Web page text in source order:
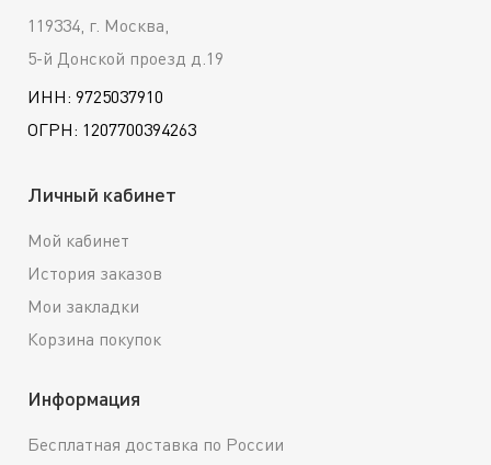
119334, г. Москва,
5-й Донской проезд д.19
ИНН: 9725037910
ОГРН: 1207700394263
Личный кабинет
Мой кабинет
История заказов
Мои закладки
Корзина покупок
Информация
Бесплатная доставка по России